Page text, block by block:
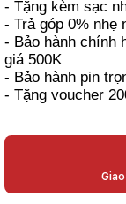
- Tặng kèm sạc
- Trả góp 0% nhẹ
- Bảo hành chính
giá 500K
- Bảo hành pin
- Tặng voucher